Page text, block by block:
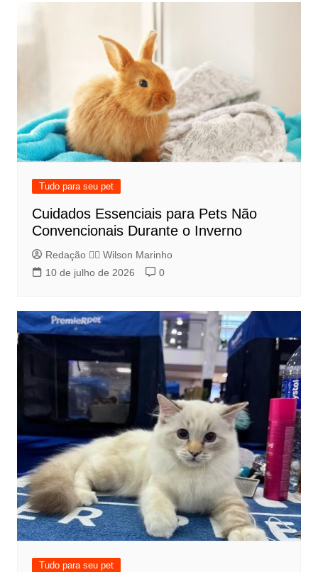
Tudo para seu pet
Cuidados Essenciais para Pets Não
Convencionais Durante o Inverno
Redação 👨‍⚖️​ Wilson Marinho
10 de julho de 2026
0
Tudo para seu pet